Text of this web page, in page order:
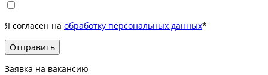
Я согласен на обработку персональных данных*
Заявка на вакансию